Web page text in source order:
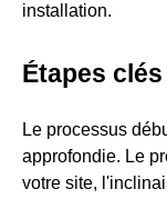
installation.
Étapes
Le processus
approfondie. Le
votre site,